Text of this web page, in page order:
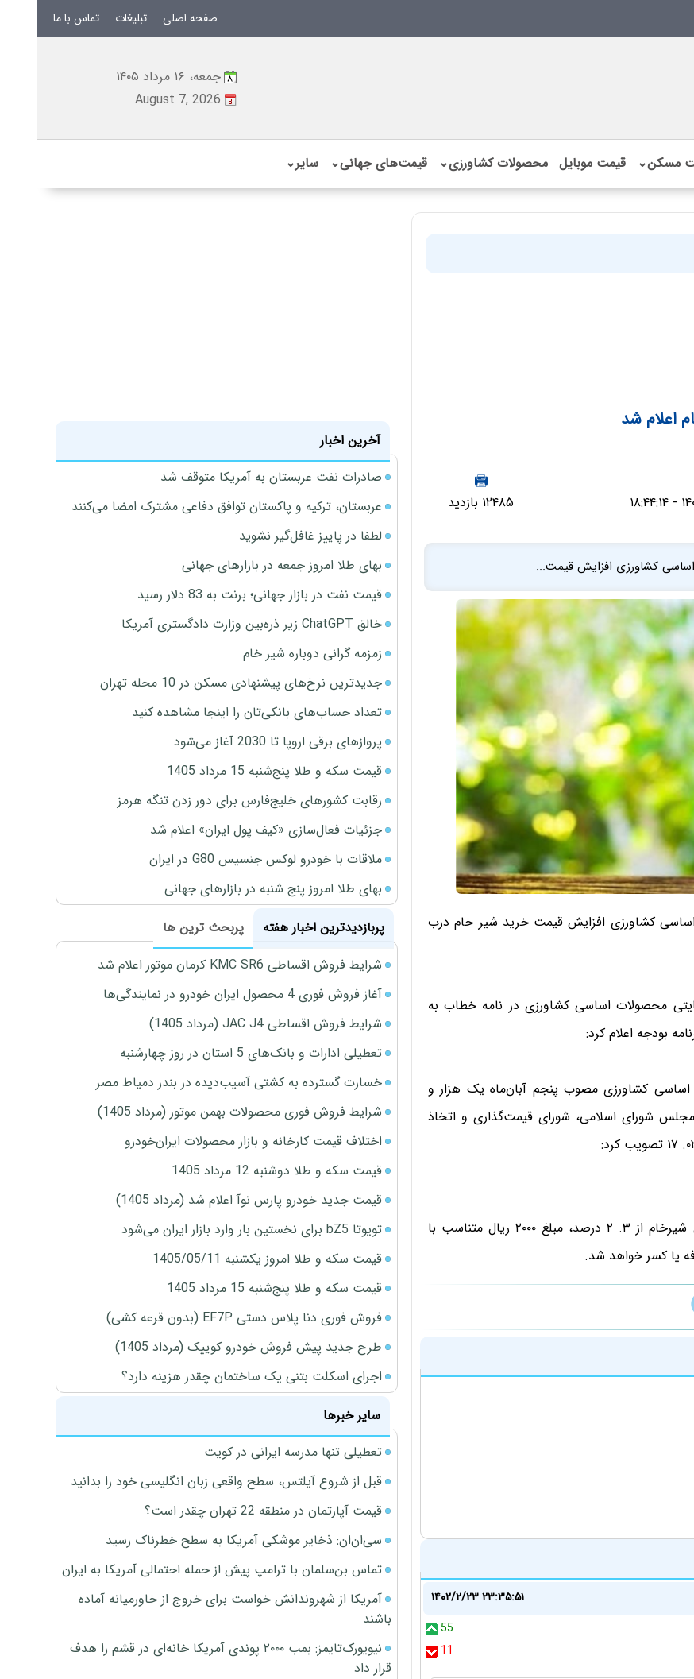
صفحه اصلی تبلیغات تماس با ما
جمعه، ۱۶ مرداد ۱۴۰۵
August 7, 2026
مسکن⌄ قیمت موبایل محصولات کشاورزی⌄ قیمت‌های جهانی⌄ سایر⌄
اعلام شد
۱۲۴۸۵ بازدید
کشاورزی افزایش قیمت...
کشاورزی افزایش قیمت خرید شیر خام درب
محصولات اساسی کشاورزی در نامه خطاب به
بودجه اعلام کرد:
اساسی کشاورزی مصوب پنجم آبان‌ماه یک هزار و
سیصد و نود و نه به شماره ۱۸۰. ۶۷۸۲۶ مورخ ۱۳۹۹. ۹. ۱۲ مجلس شورای اسلامی، شورای قیمت‌گذاری و اتخاذ
تبصره: به ازای هر ۰. ۱ درصد افزایش یا کاهش درصد چربی شیرخام از ۳. ۲ درصد، مبلغ ۲۰۰۰ ریال متناسب با
یا کسر خواهد شد.
۱۴۰۲/۲/۲۳ ۲۳:۳۵:۵۱
55
11
آخرین اخبار
صادرات نفت عربستان به آمریکا متوقف شد
عربستان، ترکیه و پاکستان توافق دفاعی مشترک امضا می‌کنند
لطفا در پاییز غافل‌گیر نشوید
بهای طلا امروز جمعه در بازارهای جهانی
قیمت نفت در بازار جهانی؛ برنت به 83 دلار رسید
خالق ChatGPT زیر ذره‌بین وزارت دادگستری آمریکا
زمزمه گرانی دوباره شیر خام
جدیدترین نرخ‌های پیشنهادی مسکن در 10 محله تهران
تعداد حساب‌های بانکی‌تان را اینجا مشاهده کنید
پروازهای برقی اروپا تا 2030 آغاز می‌شود
قیمت سکه و طلا پنج‌شنبه 15 مرداد 1405
رقابت کشورهای خلیج‌فارس برای دور زدن تنگه هرمز
جزئیات فعال‌سازی «کیف پول ایران» اعلام شد
ملاقات با خودرو لوکس جنسیس G80 در ایران
بهای طلا امروز پنج شنبه در بازارهای جهانی
پربازدیدترین اخبار هفته
پربحث ترین ها
شرایط فروش اقساطی KMC SR6 کرمان موتور اعلام شد
آغاز فروش فوری 4 محصول ایران خودرو در نمایندگی‌ها
شرایط فروش اقساطی JAC J4 (مرداد 1405)
تعطیلی ادارات و بانک‌های 5 استان در روز چهارشنبه
خسارت گسترده به کشتی آسیب‌دیده در بندر دمیاط مصر
شرایط فروش فوری محصولات بهمن موتور (مرداد 1405)
اختلاف قیمت کارخانه و بازار محصولات ایران‌خودرو
قیمت سکه و طلا دوشنبه 12 مرداد 1405
قیمت جدید خودرو پارس نوآ اعلام شد (مرداد 1405)
تویوتا bZ5 برای نخستین بار وارد بازار ایران می‌شود
قیمت سکه و طلا امروز یکشنبه 1405/05/11
قیمت سکه و طلا پنج‌شنبه 15 مرداد 1405
فروش فوری دنا پلاس دستی EF7P (بدون قرعه کشی)
طرح جدید پیش فروش خودرو کوییک (مرداد 1405)
اجرای اسکلت بتنی یک ساختمان چقدر هزینه دارد؟
سایر خبرها
تعطیلی تنها مدرسه ایرانی در کویت
قبل از شروع آیلتس، سطح واقعی زبان انگلیسی خود را بدانید
قیمت آپارتمان در منطقه 22 تهران چقدر است؟
سی‌ان‌ان: ذخایر موشکی آمریکا به سطح خطرناک رسید
تماس بن‌سلمان با ترامپ پیش از حمله احتمالی آمریکا به ایران
آمریکا از شهروندانش خواست برای خروج از خاورمیانه آماده
باشند
نیویورک‌تایمز: بمب ۲۰۰۰ پوندی آمریکا خانه‌ای در قشم را هدف
قرار داد